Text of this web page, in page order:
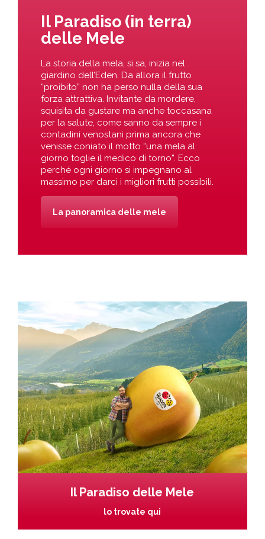
Il Paradiso (in terra)
delle Mele
La storia della mela, si sa, inizia nel
giardino dell’Eden. Da allora il frutto
“proibito” non ha perso nulla della sua
forza attrattiva. Invitante da mordere,
squisita da gustare ma anche toccasana
per la salute, come sanno da sempre i
contadini venostani prima ancora che
venisse coniato il motto “una mela al
giorno toglie il medico di torno”. Ecco
perché ogni giorno si impegnano al
massimo per darci i migliori frutti possibili.
La panoramica delle mele
Il Paradiso delle Mele
lo trovate qui